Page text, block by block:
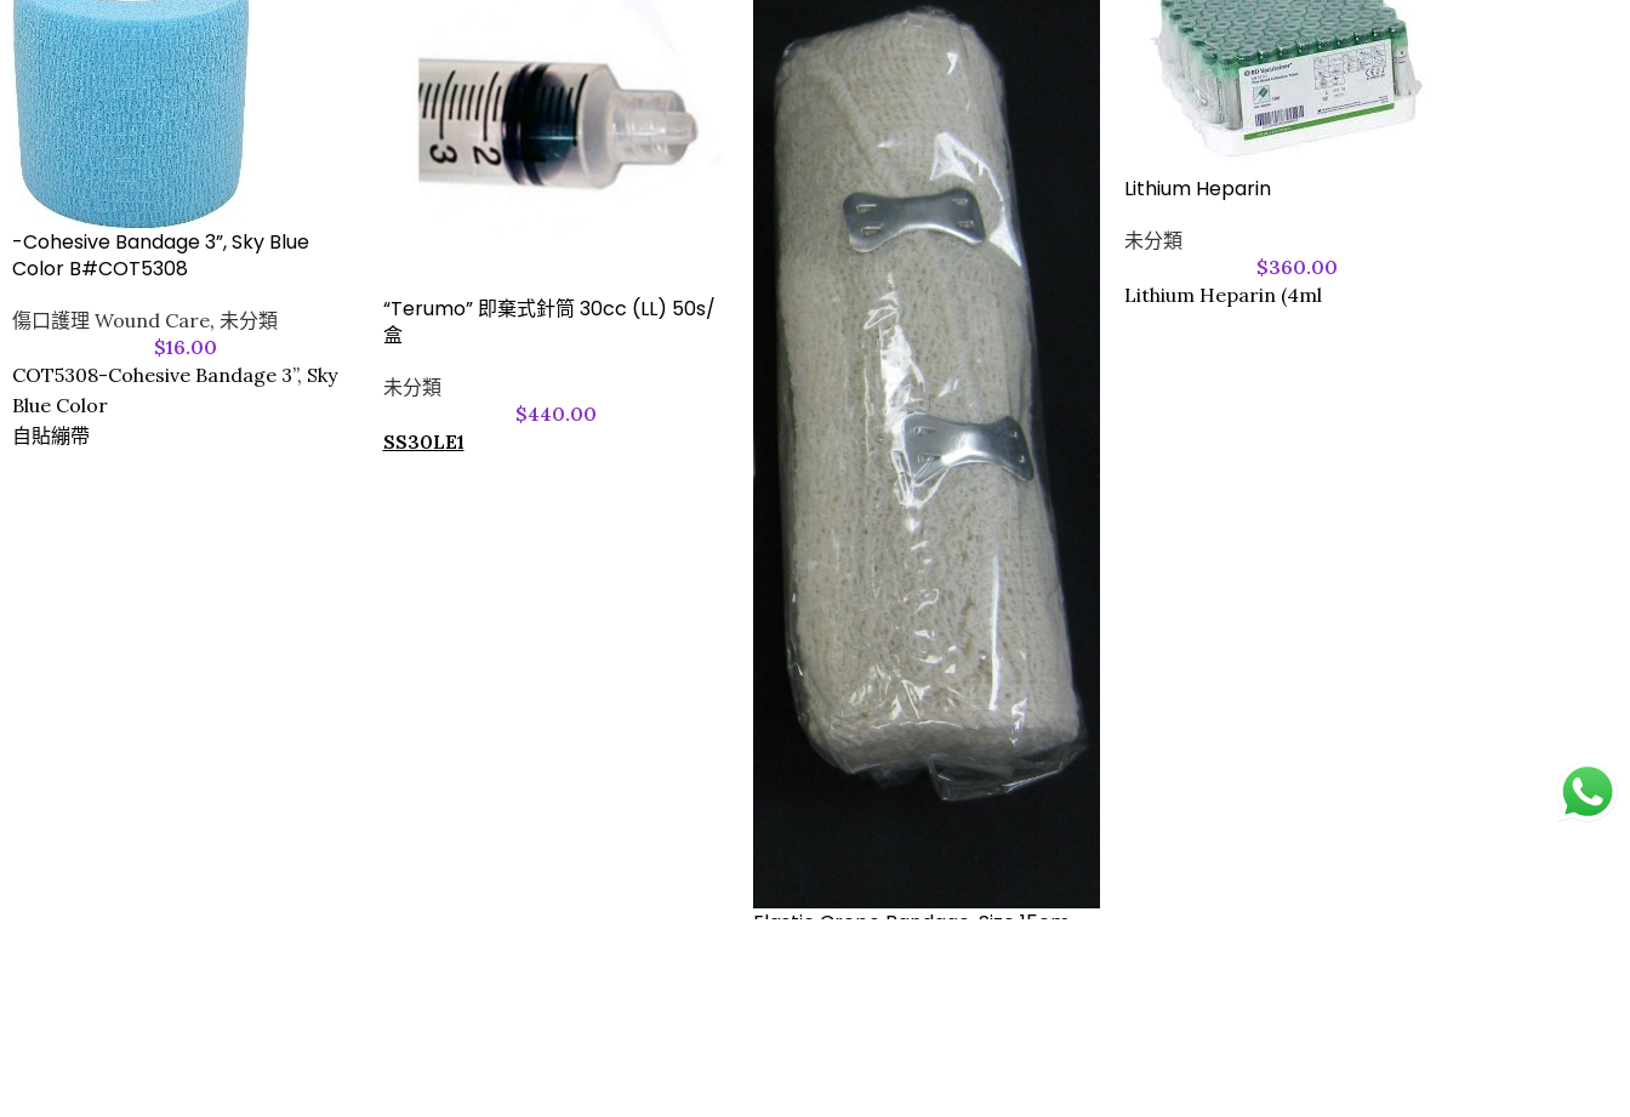
-Cohesive Bandage 3”, Sky Blue
Color B#COT5308
傷口護理 Wound Care, 未分類
$16.00
COT5308-Cohesive Bandage 3”, Sky
Blue Color
自貼繃帶
“Terumo” 即棄式針筒 30cc (LL) 50s/
盒
未分類
$440.00
SS30LE1
Elastic Crepe Bandage, Size 15cm
Lithium Heparin
未分類
$360.00
Lithium Heparin (4ml